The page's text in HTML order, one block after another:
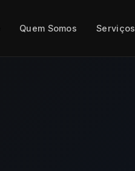
Quem Somos Serviços